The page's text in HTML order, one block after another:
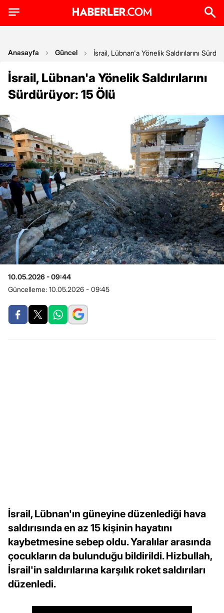
Anasayfa Güncel İsrail, Lübnan'a Yönelik Saldırılarını
İsrail, Lübnan'a Yönelik Saldırılarını
Sürdürüyor: 15 Ölü
10.05.2026 - 09:44
Güncelleme: 10.05.2026 - 09:45
İsrail, Lübnan'ın güneyine düzenlediği hava
saldırısında en az 15 kişinin hayatını
kaybetmesine sebep oldu. Yaralılar arasında
çocukların da bulunduğu bildirildi. Hizbullah,
İsrail'in saldırılarına karşılık roket saldırıları
düzenledi.